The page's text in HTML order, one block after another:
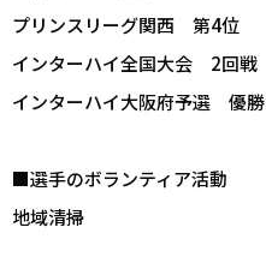
プリンスリーグ関西 第4位
インターハイ全国大会 2回戦
インターハイ大阪府予選 優勝
■選手のボランティア活動
地域清掃